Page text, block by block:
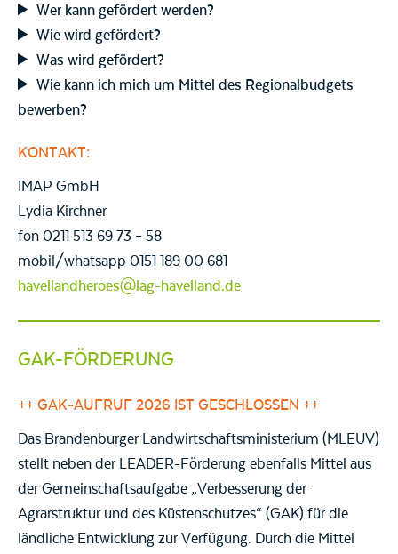
Wer kann gefördert werden?
Wie wird gefördert?
Was wird gefördert?
Wie kann ich mich um Mittel des Regionalbudgets
bewerben?
KONTAKT:
IMAP GmbH
Lydia Kirchner
fon 0211 513 69 73 – 58
mobil/whatsapp 0151 189 00 681
havellandheroes@lag-havelland.de
GAK-FÖRDERUNG
++ GAK-AUFRUF 2026 IST GESCHLOSSEN ++
Das Brandenburger Landwirtschaftsministerium (MLEUV)
stellt neben der LEADER-Förderung ebenfalls Mittel aus
der Gemeinschaftsaufgabe „Verbesserung der
Agrarstruktur und des Küstenschutzes“ (GAK) für die
ländliche Entwicklung zur Verfügung. Durch die Mittel